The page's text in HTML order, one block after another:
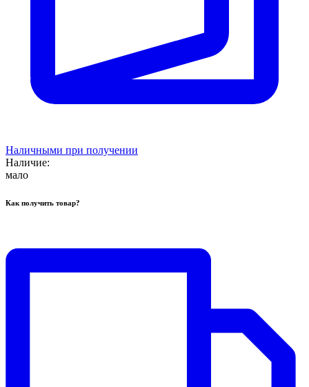
Наличными при получении
Наличие:
мало
Как получить товар?